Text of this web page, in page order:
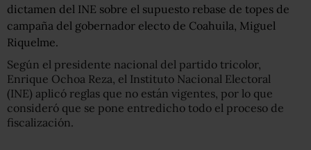
dictamen del INE sobre el supuesto rebase de topes de
campaña del gobernador electo de Coahuila, Miguel
Riquelme.
Según el presidente nacional del partido tricolor,
Enrique Ochoa Reza, el Instituto Nacional Electoral
(INE) aplicó reglas que no están vigentes, por lo que
consideró que se pone entredicho todo el proceso de
fiscalización.